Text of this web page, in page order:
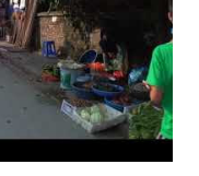
* Cách chợ tạm
mặt đường Cổ
Mall Long Biên
khoảng 300m; *
cấ...